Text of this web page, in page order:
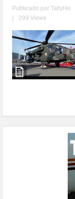
Publicado porTallyHo
299 Views